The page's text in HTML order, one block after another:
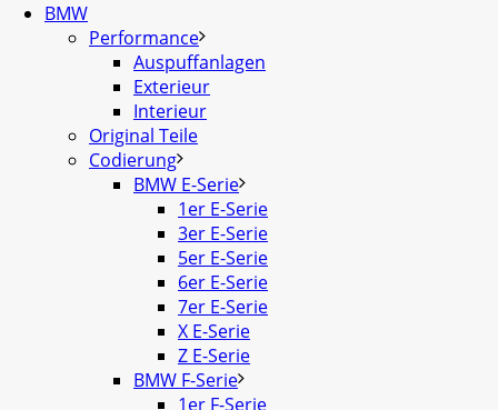
BMW
Performance
Auspuffanlagen
Exterieur
Interieur
Original Teile
Codierung
BMW E-Serie
1er E-Serie
3er E-Serie
5er E-Serie
6er E-Serie
7er E-Serie
X E-Serie
Z E-Serie
BMW F-Serie
1er F-Serie